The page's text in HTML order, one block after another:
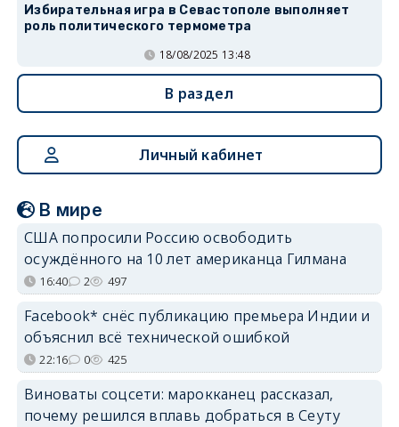
Избирательная игра в Севастополе выполняет
роль политического термометра
18/08/2025 13:48
В раздел
Личный кабинет
В мире
США попросили Россию освободить
осуждённого на 10 лет американца Гилмана
16:40 2 497
Facebook* снёс публикацию премьера Индии и
объяснил всё технической ошибкой
22:16 0 425
Виноваты соцсети: марокканец рассказал,
почему решился вплавь добраться в Сеуту